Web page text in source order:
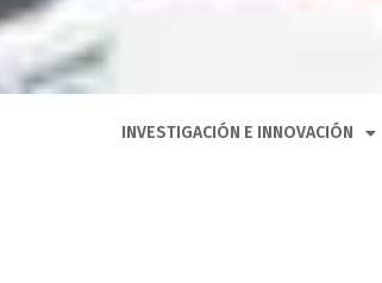
INVESTIGACIÓN E INNOVACIÓN